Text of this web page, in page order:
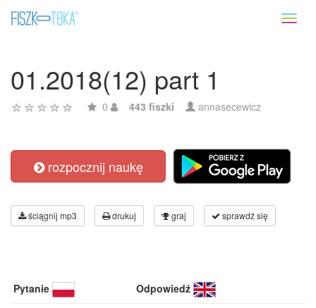
01.2018(12) part 1
0 443 fiszki annasecewicz
rozpocznij naukę
ściągnij mp3 drukuj graj sprawdź się
Pytanie Odpowiedź